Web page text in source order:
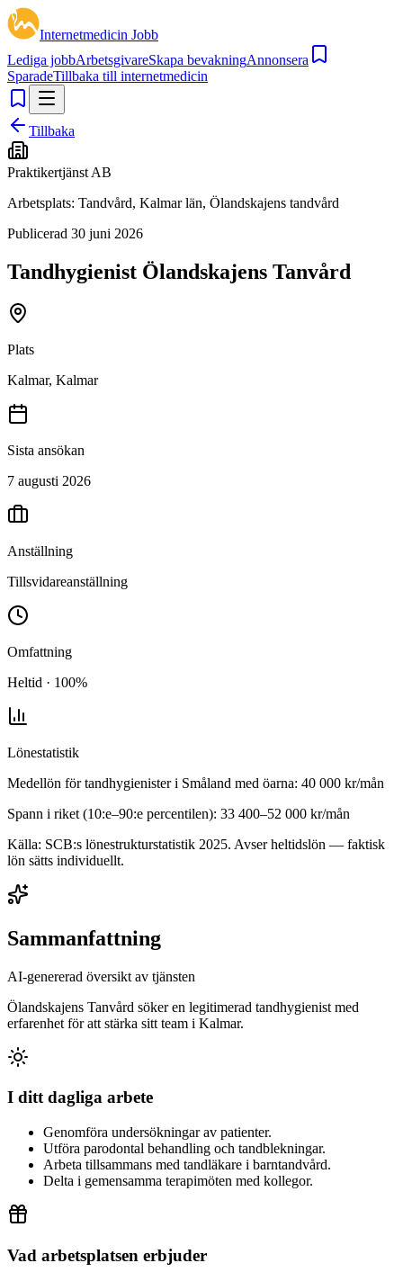
Internetmedicin Jobb
Lediga jobbArbetsgivareSkapa bevakningAnnonsera
SparadeTillbaka till internetmedicin
Tillbaka
Praktikertjänst AB
Arbetsplats: Tandvård, Kalmar län, Ölandskajens tandvård
Publicerad 30 juni 2026
Tandhygienist Ölandskajens Tanvård
Plats
Kalmar, Kalmar
Sista ansökan
7 augusti 2026
Anställning
Tillsvidareanställning
Omfattning
Heltid · 100%
Lönestatistik
Medellön förtandhygienisteri Småland med öarna: 40 000 kr/mån
Spann i riket (10:e–90:e percentilen): 33 400–52 000 kr/mån
Källa: SCB:s lönestrukturstatistik 2025. Avser heltidslön — faktisk
lön sätts individuellt.
Sammanfattning
AI-genererad översikt av tjänsten
Ölandskajens Tanvård söker en legitimerad tandhygienist med
erfarenhet för att stärka sitt team i Kalmar.
I ditt dagliga arbete
Genomföra undersökningar av patienter.
Utföra parodontal behandling och tandblekningar.
Arbeta tillsammans med tandläkare i barntandvård.
Delta i gemensamma terapimöten med kollegor.
Vad arbetsplatsen erbjuder